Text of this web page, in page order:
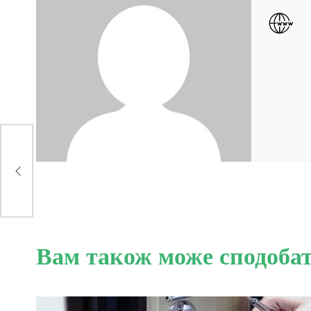
Вам також може